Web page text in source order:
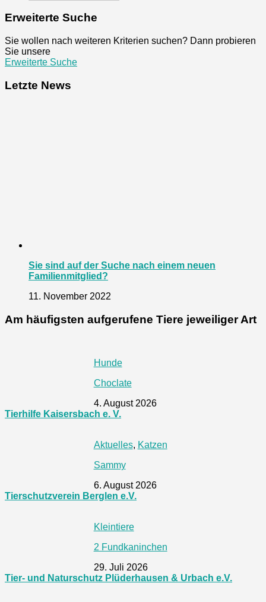
Erweiterte Suche
Sie wollen nach weiteren Kriterien suchen? Dann probieren
Sie unsere
Erweiterte Suche
Letzte News
Sie sind auf der Suche nach einem neuen
Familienmitglied?
11. November 2022
Am häufigsten aufgerufene Tiere jeweiliger Art
Hunde
Choclate
4. August 2026
Tierhilfe Kaisersbach e. V.
Aktuelles, Katzen
Sammy
6. August 2026
Tierschutzverein Berglen e.V.
Kleintiere
2 Fundkaninchen
29. Juli 2026
Tier- und Naturschutz Plüderhausen & Urbach e.V.